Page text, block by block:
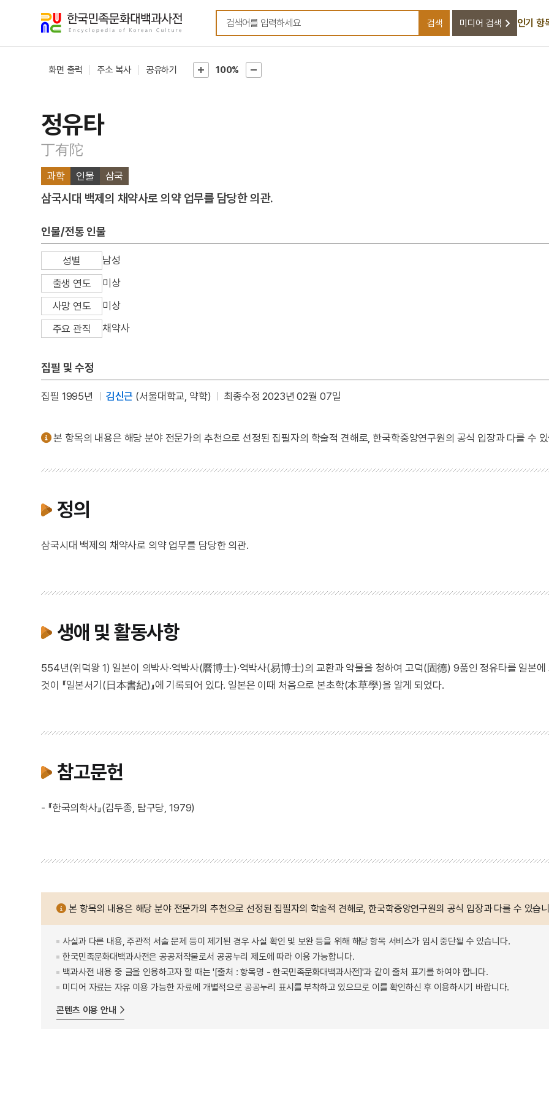
검색어를 입력하세요
검색 미디어 검색 인기 항
화면 출력 주소 복사 공유하기 100%
정유타
丁有陀
과학 인물 삼국
삼국시대 백제의 채약사로 의약 업무를 담당한 의관.
인물/전통 인물
성별
남성
출생 연도
미상
사망 연도
미상
주요 관직
채약사
집필 및 수정
집필 1995년 김신근 (서울대학교, 약학) 최종수정 2023년 02월 07일
본 항목의 내용은 해당 분야 전문가의 추천으로 선정된 집필자의 학술적 견해로, 한국학중앙연구원의 공식 입장과 다를 수
정의
삼국시대 백제의 채약사로 의약 업무를 담당한 의관.
생애 및 활동사항
554년(위덕왕 1) 일본이 의박사·역박사(曆博士)·역박사(易博士)의 교환과 약물을 청하여 고덕(固德) 9품인 정유타를 일본에
것이 『일본서기(日本書紀)』에 기록되어 있다. 일본은 이때 처음으로 본초학(本草學)을 알게 되었다.
참고문헌
- 『한국의학사』(김두종, 탐구당, 1979)
본 항목의 내용은 해당 분야 전문가의 추천으로 선정된 집필자의 학술적 견해로, 한국학중앙연구원의 공식 입장과 다를 수 있습
사실과 다른 내용, 주관적 서술 문제 등이 제기된 경우 사실 확인 및 보완 등을 위해 해당 항목 서비스가 임시 중단될 수 있습니다.
한국민족문화대백과사전은 공공저작물로서 공공누리 제도에 따라 이용 가능합니다.
백과사전 내용 중 글을 인용하고자 할 때는 '[출처 : 항목명 - 한국민족문화대백과사전]'과 같이 출처 표기를 하여야 합니다.
미디어 자료는 자유 이용 가능한 자료에 개별적으로 공공누리 표시를 부착하고 있으므로 이를 확인하신 후 이용하시기 바랍니다.
콘텐츠 이용 안내